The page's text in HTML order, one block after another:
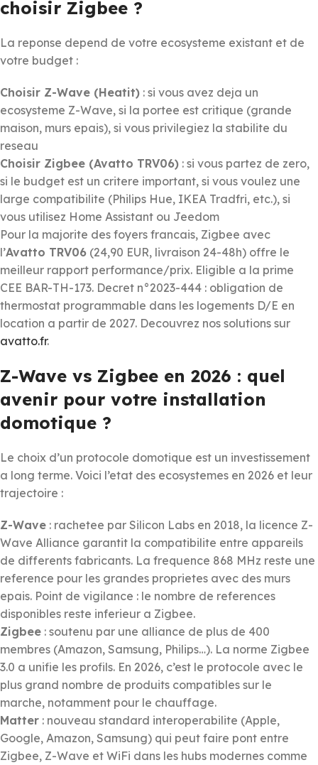
choisir Zigbee ?
La reponse depend de votre ecosysteme existant et de
votre budget :
Choisir Z-Wave (Heatit) : si vous avez deja un
ecosysteme Z-Wave, si la portee est critique (grande
maison, murs epais), si vous privilegiez la stabilite du
reseau
Choisir Zigbee (Avatto TRV06) : si vous partez de zero,
si le budget est un critere important, si vous voulez une
large compatibilite (Philips Hue, IKEA Tradfri, etc.), si
vous utilisez Home Assistant ou Jeedom
Pour la majorite des foyers francais, Zigbee avec
l’Avatto TRV06 (24,90 EUR, livraison 24-48h) offre le
meilleur rapport performance/prix. Eligible a la prime
CEE BAR-TH-173. Decret n°2023-444 : obligation de
thermostat programmable dans les logements D/E en
location a partir de 2027. Decouvrez nos solutions sur
avatto.fr.
Z-Wave vs Zigbee en 2026 : quel
avenir pour votre installation
domotique ?
Le choix d’un protocole domotique est un investissement
a long terme. Voici l’etat des ecosystemes en 2026 et leur
trajectoire :
Z-Wave : rachetee par Silicon Labs en 2018, la licence Z-
Wave Alliance garantit la compatibilite entre appareils
de differents fabricants. La frequence 868 MHz reste une
reference pour les grandes proprietes avec des murs
epais. Point de vigilance : le nombre de references
disponibles reste inferieur a Zigbee.
Zigbee : soutenu par une alliance de plus de 400
membres (Amazon, Samsung, Philips…). La norme Zigbee
3.0 a unifie les profils. En 2026, c’est le protocole avec le
plus grand nombre de produits compatibles sur le
marche, notamment pour le chauffage.
Matter : nouveau standard interoperabilite (Apple,
Google, Amazon, Samsung) qui peut faire pont entre
Zigbee, Z-Wave et WiFi dans les hubs modernes comme